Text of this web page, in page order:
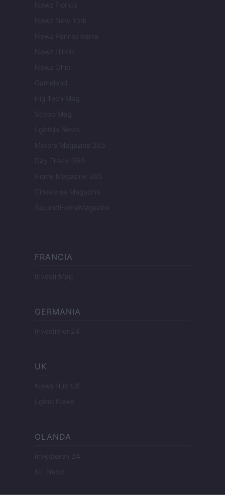
Newz Florida
Newz New York
Newz Pennsylvania
Newz Illinois
Newz Ohio
Gameland
Hig Tech Mag
Scoop Mag
Lgbtqia News
Motors Magazine 365
Day Travel 365
Home Magazine 365
Cineverse Magazine
SecondHomeMagazine
FRANCIA
InvestirMag
GERMANIA
Investieren24
UK
News Hub UK
Lgbtq News
OLANDA
Investeren 24
NL Newz